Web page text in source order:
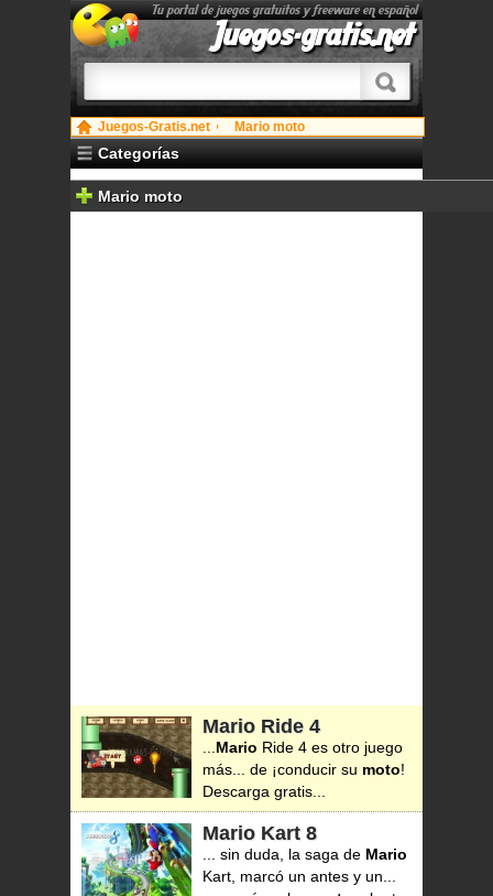
Tu portal de juegos gratuitos y freeware en español
Juegos-gratis.net
Juegos-Gratis.net Mario moto
Categorías
Mario moto
Mario Ride 4
Mario Ride 4 es otro juego
más... de ¡conducir su moto!
Descarga gratis...
Mario Kart 8
... sin duda, la saga de Mario
Kart, marcó un antes y un...